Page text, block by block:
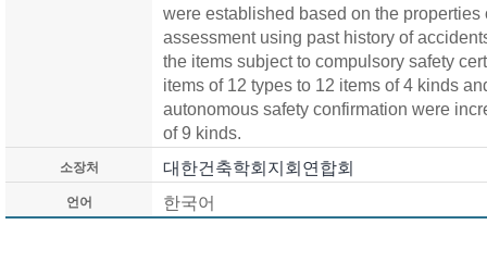
were established based on the
assessment using past history of
the items subject to compulsory safety
items of 12 types to 12 items of 4 kinds
autonomous safety confirmation were
of 9 kinds.
소장처 대한건축학회지회연합회
언어 한국어